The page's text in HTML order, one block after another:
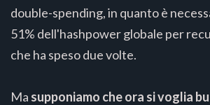
double-spending, in quanto è
51% dell'hashpower globale per
che ha speso due volte.
Ma supponiamo che ora si voglia